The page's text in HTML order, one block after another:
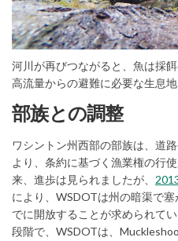
(External link)
河川が再びつながると、魚は採
高流量からの避難に必要な生息
部族との調整
ワシントン州西部の部族は、道
より、条約に基づく漁業権の行
来、進歩は見られましたが、
により、WSDOTは州の暗渠で
でに開放することが求められて
段階で、WSDOTは、